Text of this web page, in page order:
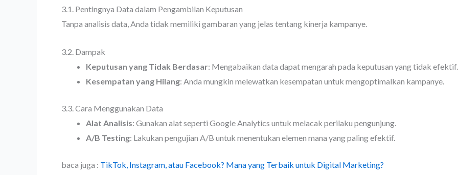
3.1. Pentingnya Data dalam Pengambilan Keputusan
Tanpa analisis data, Anda tidak memiliki gambaran yang jelas tentang kinerja kampanye.
3.2. Dampak
Keputusan yang Tidak Berdasar: Mengabaikan data dapat mengarah pada keputusan yang tidak efektif.
Kesempatan yang Hilang: Anda mungkin melewatkan kesempatan untuk mengoptimalkan kampanye.
3.3. Cara Menggunakan Data
Alat Analisis: Gunakan alat seperti Google Analytics untuk melacak perilaku pengunjung.
A/B Testing: Lakukan pengujian A/B untuk menentukan elemen mana yang paling efektif.
baca juga : TikTok, Instagram, atau Facebook? Mana yang Terbaik untuk Digital Marketing?